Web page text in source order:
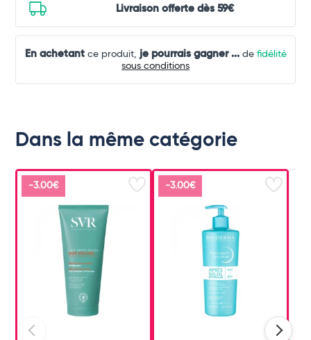
Livraison offerte dès 59€
En achetantce produit, je pourrais gagner ...de fidélité
sous conditions
Dans la même catégorie
-3.00€ -3.00€